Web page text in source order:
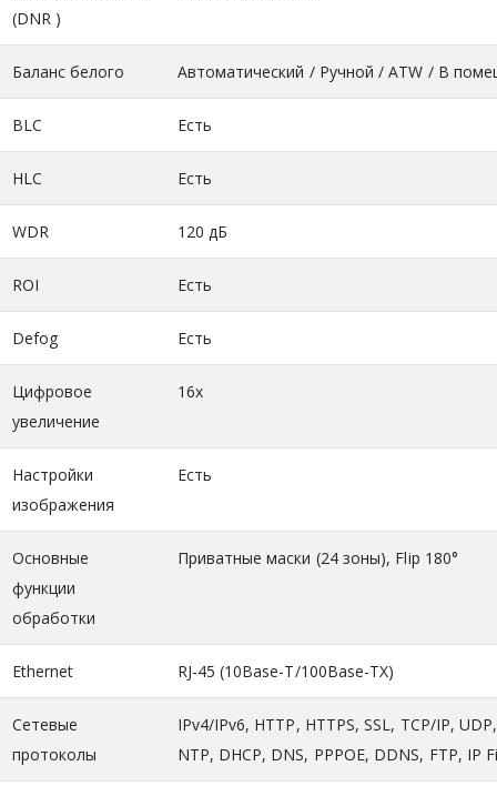
(DNR )
Баланс белого Автоматический / Ручной / ATW / В
BLC Есть
HLC Есть
WDR 120 дБ
ROI Есть
Defog Есть
Цифровое
увеличение
16х
Настройки
изображения
Есть
Основные
функции
обработки
Приватные маски (24 зоны), Flip 180°
Ethernet RJ-45 (10Base-T/100Base-TX)
Сетевые
протоколы
IPv4/IPv6, HTTP, HTTPS, SSL, TCP/IP,
NTP, DHCP, DNS, PPPOE, DDNS, FTP, IP